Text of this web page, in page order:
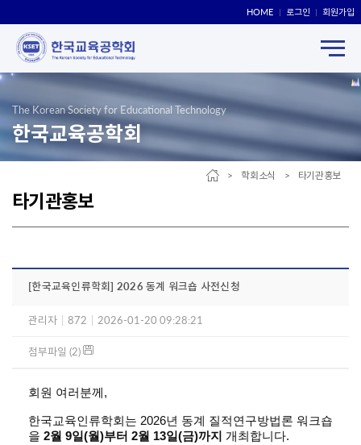
HOME 로그인 회원가입
The Korean Society for Educational Technology
한국교육공학회
타기관홍보
> 학회소식 > 타기관홍보
[한국교육인류학회] 2026 동계 워크숍 사전신청
관리자 872 2026-01-20 09:28:21
첨부파일 (2)
회원 여러분께,
한국교육인류학회는 2026년 동계 질적연구방법론 워크숍
을 2월 9일(월)부터 2월 13일(금)까지
개최합니다.